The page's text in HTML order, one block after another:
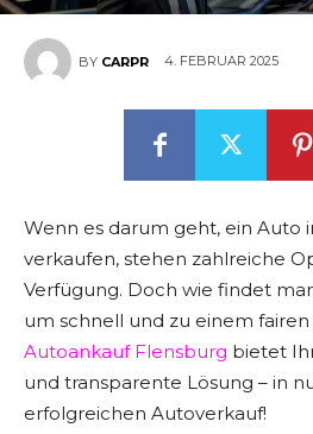
BY CARPR 4. FEBRUAR 2025
Wenn es darum geht, ein Auto
verkaufen, stehen zahlreiche
Verfügung. Doch wie findet
um schnell und zu einem fairen
Autoankauf Flensburg bietet
und transparente Lösung – in
erfolgreichen Autoverkauf!